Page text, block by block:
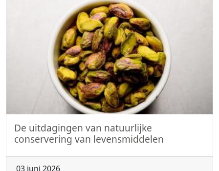
De uitdagingen van natuurlijke
conservering van levensmiddelen
03 juni 2026